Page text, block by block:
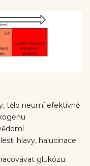
tělo neumí efektivně
–
hlavy, halucinace
glukózu.